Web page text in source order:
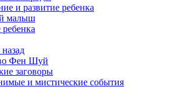
и развитие ребенка
малыш
ребенка
Фен Шуй
заговоры
и мистические события